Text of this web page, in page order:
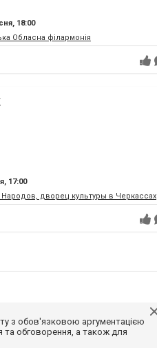
18:00
Обласна філармонія
17:00
дворец культуры в Черкассах
з обов'язковою аргументацією
та обговорення, а також для